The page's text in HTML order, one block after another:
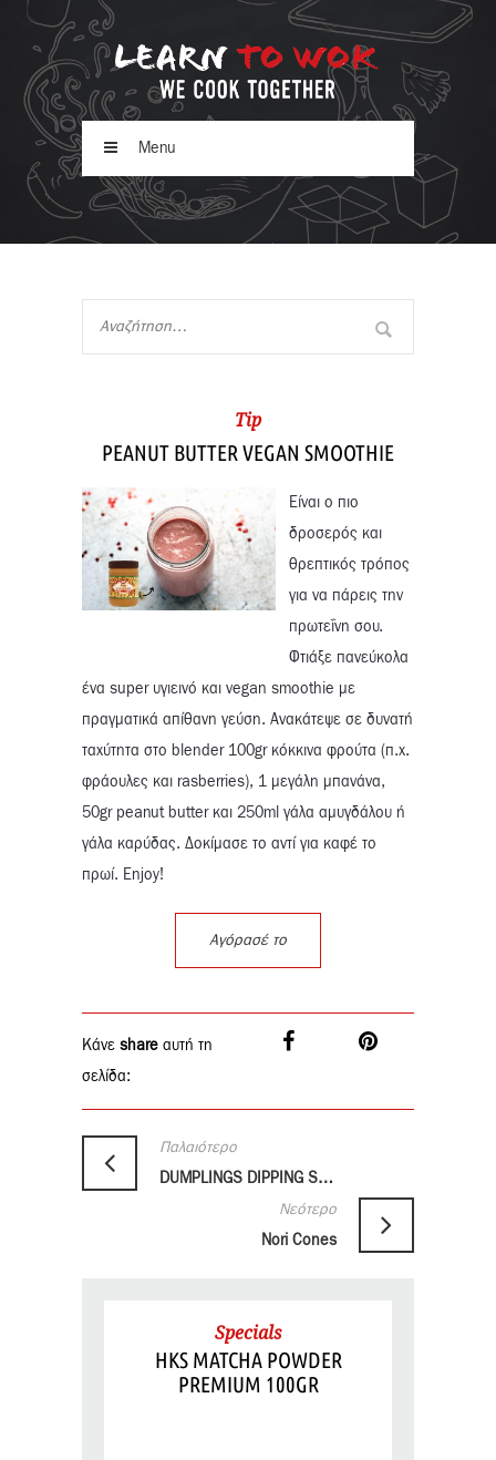
Menu
Tip
PEANUT BUTTER VEGAN SMOOTHIE
Είναι ο πιο
δροσερός και
θρεπτικός τρόπος
για να πάρεις την
πρωτεΐνη σου.
Φτιάξε πανεύκολα
ένα super υγιεινό και vegan smoothie με
πραγματικά απίθανη γεύση. Ανακάτεψε σε δυνατή
ταχύτητα στο blender 100gr κόκκινα φρούτα (π.χ.
φράουλες και rasberries), 1 μεγάλη μπανάνα,
50gr peanut butter και 250ml γάλα αμυγδάλου ή
γάλα καρύδας. Δοκίμασε το αντί για καφέ το
πρωί. Enjoy!
Αγόρασέ το
Κάνε share αυτή τη
σελίδα:
Παλαιότερο
DUMPLINGS DIPPING SAUCE WITH SRIRACHA
Νεότερο
Nori Cones
Specials
HKS MATCHA POWDER
PREMIUM 100GR